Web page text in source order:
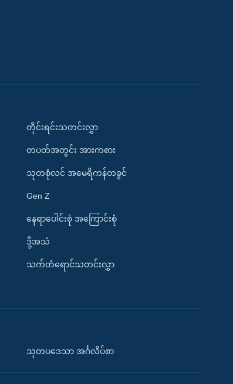
တိုင်းရင်းသတင်းလွှာ
တပတ်အတွင်း အားကစား
သုတစုံလင် အမေရိကန်တခွင်
Gen Z
နေရာပေါင်းစုံ အကြောင်းစုံ
ဒို့အသံ
သက်တံရောင်သတင်းလွှာ
သုတပဒေသာ အင်္ဂလိပ်စာ